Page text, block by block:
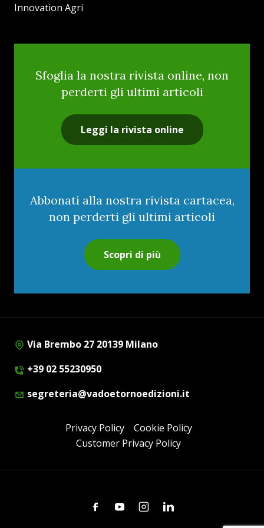
Innovation Agri
Sfoglia la nostra rivista online, non
perderti gli ultimi articoli
Leggi la rivista online
Abbonati alla nostra rivista cartacea,
non perderti gli ultimi articoli
Scopri di più
Via Brembo 27 20139 Milano
+39 02 55230950
segreteria@vadoetornoedizioni.it
Privacy Policy
Cookie Policy
Customer Privacy Policy
FacebookYoutubeInstagramLinkedin